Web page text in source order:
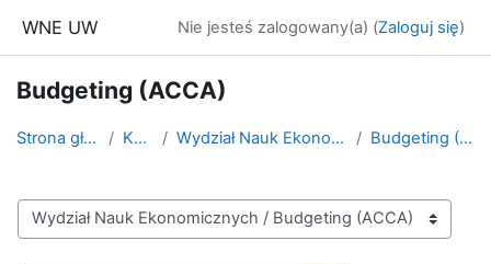
WNE UW Nie jesteś zalogowany(a) (Zaloguj się)
Budgeting (ACCA)
Strona główna Kursy Wydział Nauk Ekonomicznych Budgeting (ACCA)
Kategorie kursów